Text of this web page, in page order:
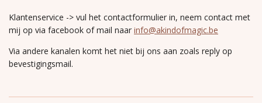
Klantenservice -> vul het contactformulier in, neem contact met
mij op via facebook of mail naar info@akindofmagic.be
Via andere kanalen komt het niet bij ons aan zoals reply op
bevestigingsmail.